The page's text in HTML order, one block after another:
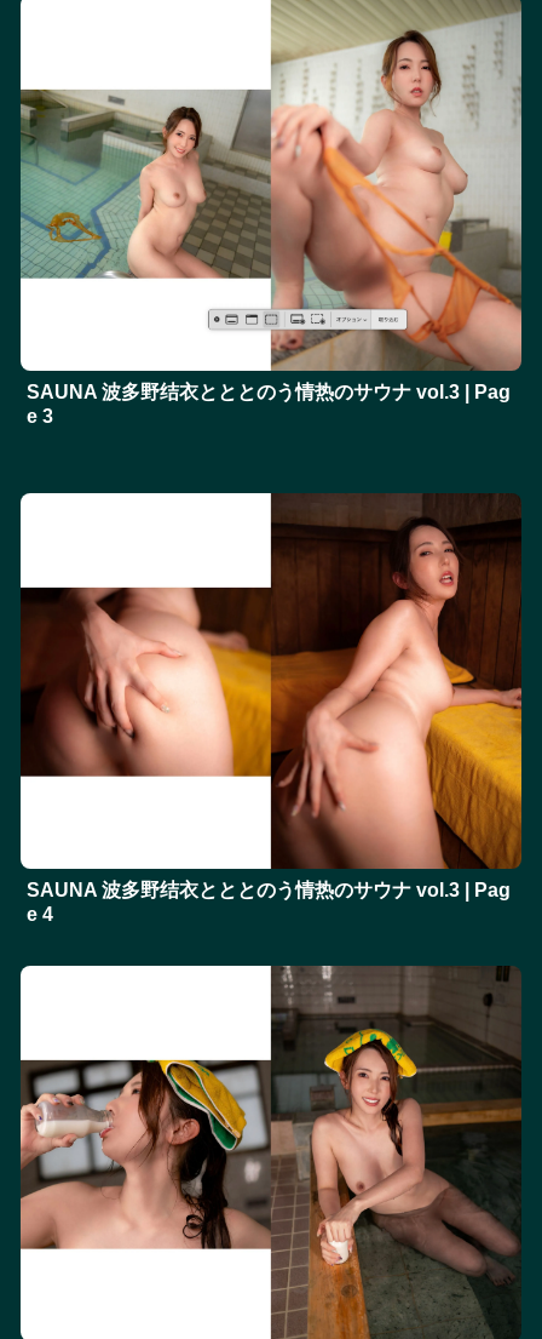
SAUNA 波多野结衣とととのう情热のサウナ vol.3 | Pag
e 3
SAUNA 波多野结衣とととのう情热のサウナ vol.3 | Pag
e 4